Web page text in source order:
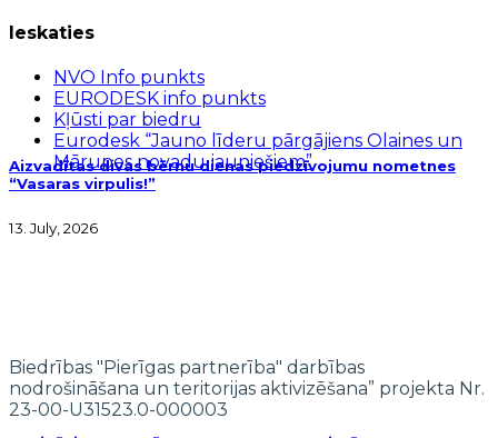
Aizvadītas divas bērnu dienas piedzīvojumu nometnes
“Vasaras virpulis!”
13. July, 2026
Ieskaties
NVO Info punkts
EURODESK info punkts
Kļūsti par biedru
Eurodesk “Jauno līderu pārgājiens Olaines un
Mārupes novadu jauniešiem”
Biedrības "Pierīgas partnerība" darbības
nodrošināšana un teritorijas aktivizēšana” projekta Nr.
23-00-U31523.0-000003